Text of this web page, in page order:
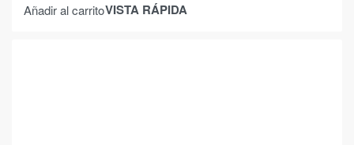
Añadir al carritoVISTA RÁPIDA